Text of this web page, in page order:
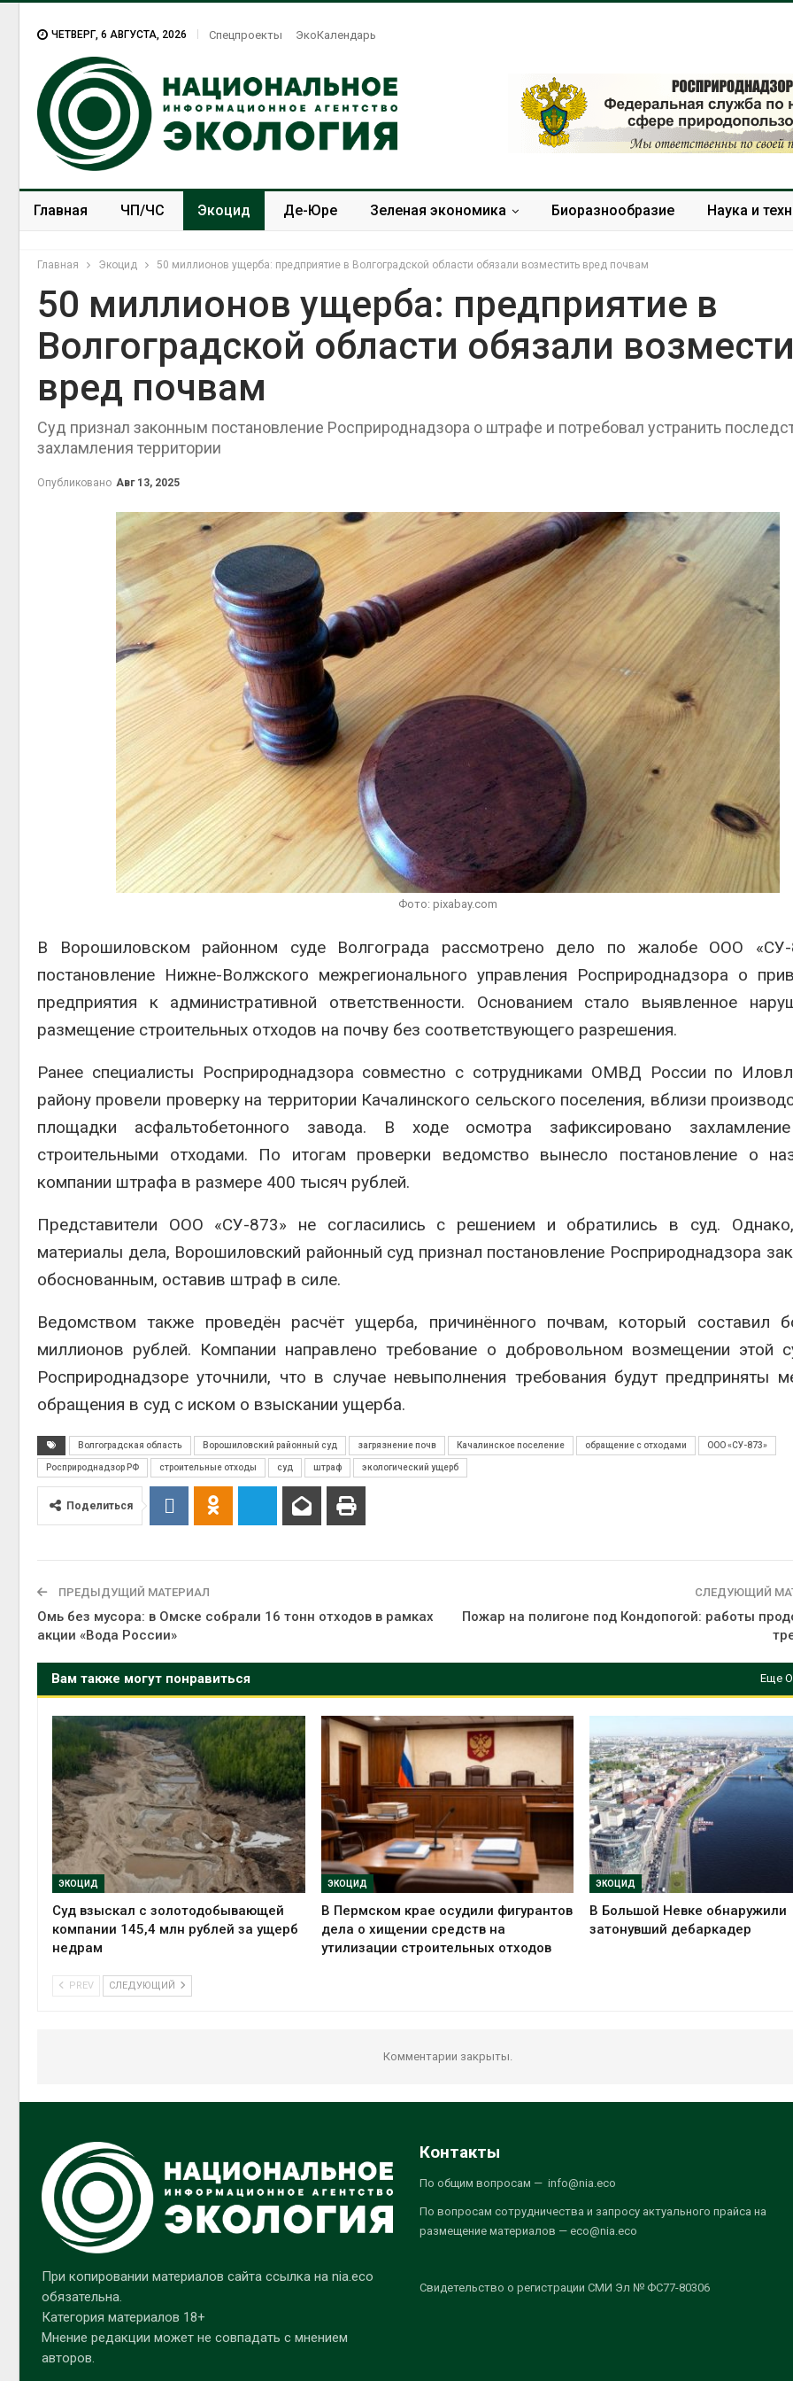
ЧЕТВЕРГ, 6 АВГУСТА, 2026 Спецпроекты ЭкоКалендарь
Главная ЧП/ЧС Экоцид Де-Юре Зеленая экономика Биоразнообразие Наука и
Главная Экоцид 50 миллионов ущерба: предприятие в Волгоградской области обязали возместить вред почвам
50 миллионов ущерба: предприятие в
Волгоградской области обязали
вред почвам
Суд признал законным постановление Росприроднадзора о штрафе и потребовал устранить
захламления территории
Опубликовано Авг 13, 2025
Фото: pixabay.com
В Ворошиловском районном суде Волгограда рассмотрено дело по жалобе ООО «СУ-
постановление Нижне-Волжского межрегионального управления Росприроднадзора о
предприятия к административной ответственности. Основанием стало выявленное
размещение строительных отходов на почву без соответствующего разрешения.
Ранее специалисты Росприроднадзора совместно с сотрудниками ОМВД России по
району провели проверку на территории Качалинского сельского поселения, вблизи
площадки асфальтобетонного завода. В ходе осмотра зафиксировано
строительными отходами. По итогам проверки ведомство вынесло постановление о
компании штрафа в размере 400 тысяч рублей.
Представители ООО «СУ-873» не согласились с решением и обратились в суд.
материалы дела, Ворошиловский районный суд признал постановление Росприроднадзора
обоснованным, оставив штраф в силе.
Ведомством также проведён расчёт ущерба, причинённого почвам, который составил
миллионов рублей. Компании направлено требование о добровольном возмещении этой
Росприроднадзоре уточнили, что в случае невыполнения требования будут предприняты
обращения в суд с иском о взыскании ущерба.
Волгоградская область Ворошиловский районный суд загрязнение почв Качалинское поселение обращение с отходами ООО «СУ-873»
Росприроднадзор РФ строительные отходы суд штраф экологический ущерб
Поделиться
ПРЕДЫДУЩИЙ МАТЕРИАЛ
Омь без мусора: в Омске собрали 16 тонн отходов в рамках
акции «Вода России»
СЛЕДУЮЩИЙ
Пожар на полигоне под Кондопогой: работы
Вам также могут понравиться Еще
ЭКОЦИД
Суд взыскал с золотодобывающей
компании 145,4 млн рублей за ущерб
недрам
ЭКОЦИД
В Пермском крае осудили фигурантов
дела о хищении средств на
утилизации строительных отходов
ЭКОЦИД
В Большой Невке обнаружили
затонувший дебаркадер
PREV СЛЕДУЮЩИЙ
Комментарии закрыты.
Суд запретил
использовать
израильской тюрьмы
Органические яйца
экологических расчётов
Авг 5, 2026
Стартовал прием заявок
на экологическую
премию
«Экопозитив-2026»
Авг 5, 2026
Омская область получит
ещё 598 млн рублей на
перевод частных домов
на газ
Авг 5, 2026
В Японии высаживают прибрежные
леса для защиты от цунами
Авг 5, 2026
Суд взыскал с
золотодобывающей
компании 145,4 млн
рублей за ущерб недрам
Европа теряет всё
больше лесной
Авг 6, 2026
Учёные научили салат
производить «животный»
белок для растительного
мяса
Авг 6, 2026
Засуха в Индонезии
увеличила производство
соли почти в 20 раз
Авг 6, 2026
В пяти странах Амазонии
задержали более 800
человек в ходе операции
против экологических
преступлений
Авг 6, 2026
Новый порядок расчёта
нарушений квот на
промышленные выбросы
может появиться в
В Ирбите
расчистку
на складе
Авг 6, 2026
Изменение
меняет
по всему
Авг 6, 2026
В
стоимость
Авг 6, 2026
летие
фестивалем
Авг 5, 2026
В Кении
проверяют
терроризме
При копировании материалов сайта ссылка на nia.eco
обязательна.
Категория материалов 18+
Мнение редакции может не совпадать с мнением
авторов.
Контакты
По общим вопросам — info@nia.eco
По вопросам сотрудничества и запросу актуального прайса на
размещение материалов — eco@nia.eco
Свидетельство о регистрации СМИ Эл № ФС77-80306